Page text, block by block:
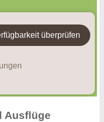
überprüfen
Ausflüge